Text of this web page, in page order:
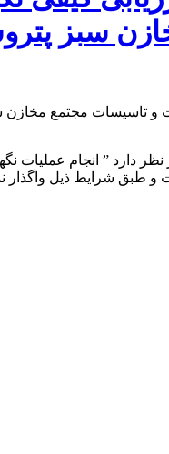
” انجام عملیات
ذیل واگذار نماید. ۱) تامین